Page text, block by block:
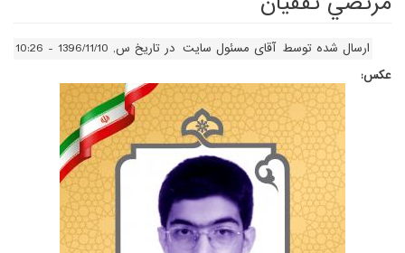
ارسال شده توسط آقای مسئول سایت در تاریخ س, 1396/11/10 - 10:26
عکس: